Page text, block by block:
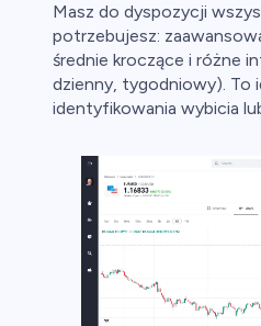
Masz do dyspozycji
potrzebujesz:
średnie kroczące i różne
dzienny, tygodniowy). To
identyfikowania wybicia